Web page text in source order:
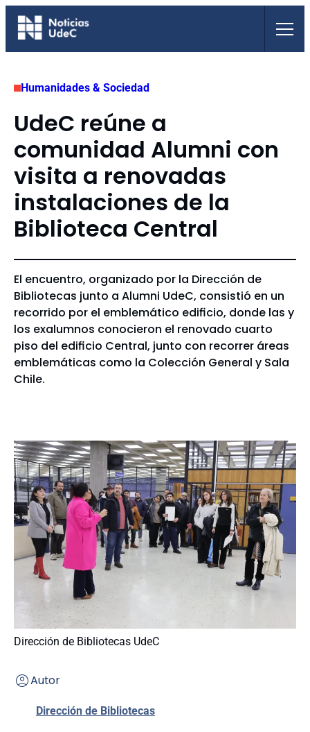
Saltar
Humanidades & Sociedad
UdeC reúne a
comunidad Alumni con
visita a renovadas
instalaciones de la
Biblioteca Central
El encuentro, organizado por la Dirección de
Bibliotecas junto a Alumni UdeC, consistió en un
recorrido por el emblemático edificio, donde las y
los exalumnos conocieron el renovado cuarto
piso del edificio Central, junto con recorrer áreas
emblemáticas como la Colección General y Sala
Chile.
Dirección de Bibliotecas UdeC
Autor
Dirección de Bibliotecas